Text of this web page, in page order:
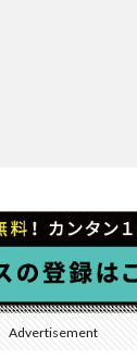
Advertisement